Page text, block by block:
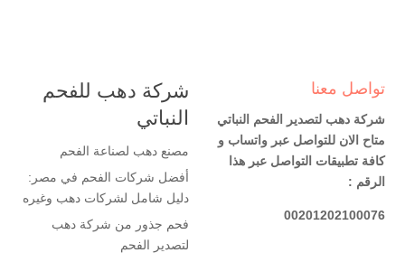
تواصل معنا
شركة دهب لتصدير الفحم النباتي
متاح الان للتواصل عبر واتساب و
كافة تطبيقات التواصل عبر هذا
الرقم :
00201202100076
شركة دهب للفحم
النباتي
مصنع دهب لصناعة الفحم
أفضل شركات الفحم في مصر:
دليل شامل لشركات دهب وغيره
فحم جذور من شركة دهب
لتصدير الفحم